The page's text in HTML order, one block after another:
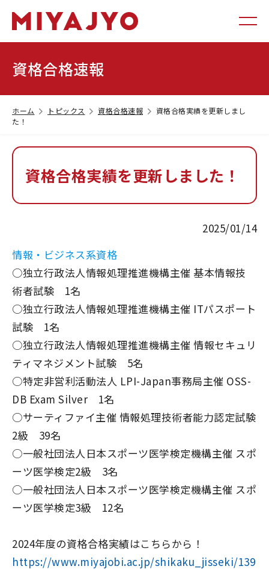
資格合格速報
ホーム トピックス 資格合格速報
資格合格実績を更新しまし
た！
資格合格実績を更新しました！
2025/01/14
情報・ビジネス系資格
○独立行政法人情報処理推進機構主催 基本情報技
術者試験 1名
○独立行政法人情報処理推進機構主催 ITパスポート
試験 1名
○独立行政法人情報処理推進機構主催 情報セキュリ
ティマネジメント試験 5名
○特定非営利活動法人 LPI-Japan事務局主催 OSS-
DB Exam Silver 1名
○サーティファイ主催 情報処理技術者能力認定試験
2級 39名
○一般社団法人日本スポーツ医学検定機構主催 スポ
ーツ医学検定2級 3名
○一般社団法人日本スポーツ医学検定機構主催 スポ
ーツ医学検定3級 12名
2024年度の資格合格実績はこちらから！
https://www.miyajobi.ac.jp/shikaku_jisseki/139